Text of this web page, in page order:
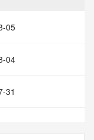
05
04
31